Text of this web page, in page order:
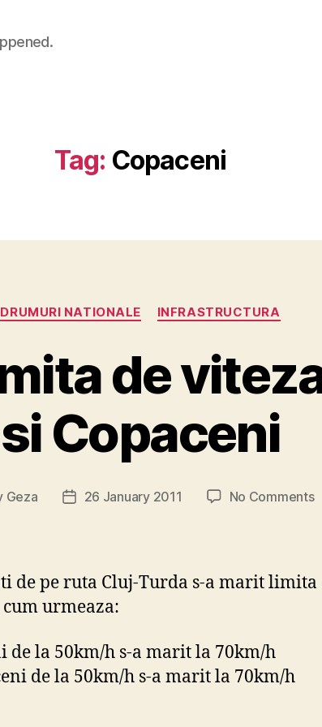
Tag: Copaceni
Categories
DRUMURI NATIONALE INFRASTRUCTURA
de
si Copaceni
Geza
Post26 January 2011 No Commentson
de pe ruta Cluj-Turda s-a marit limita
urmeaza:
de la 50km/h s-a marit la 70km/h
de la 50km/h s-a marit la 70km/h